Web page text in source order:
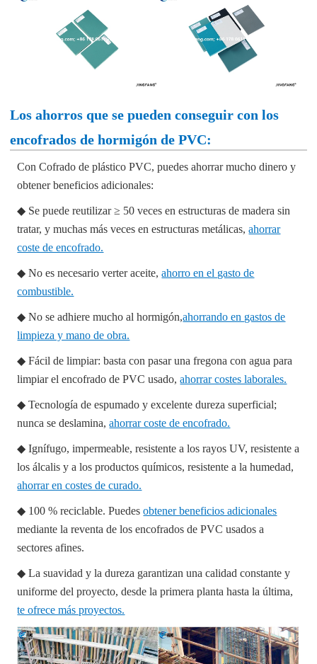
Los ahorros que se pueden conseguir con los
encofrados de hormigón de PVC:
ConCofrado de plástico PVC, puedes ahorrar mucho dinero y
obtener beneficios adicionales:
◆ Se puede reutilizar ≥ 50 veces en estructuras de madera sin
tratar, y muchas más veces en estructuras metálicas,ahorrar
coste de encofrado.
◆ No es necesario verter aceite,ahorro en el gasto de
combustible.
◆ No se adhiere mucho al hormigón,ahorrando en gastos de
limpieza y mano de obra.
◆ Fácil de limpiar: basta con pasar una fregona con agua para
limpiar el encofrado de PVC usado,ahorrar costes laborales.
◆ Tecnología de espumado y excelente dureza superficial;
nunca se deslamina,ahorrar coste de encofrado.
◆ Ignífugo, impermeable, resistente a los rayos UV, resistente a
los álcalis y a los productos químicos, resistente a la humedad,
ahorrar en costes de curado.
◆ 100 % reciclable. Puedesobtener beneficios adicionales
mediante la reventa de los encofrados de PVC usados a
sectores afines.
◆ La suavidad y la dureza garantizan una calidad constante y
uniforme del proyecto, desde la primera planta hasta la última,
te ofrece más proyectos.